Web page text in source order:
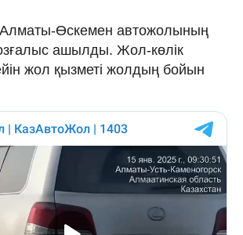
Алматы-Өскемен автожолының
ашылды. Жол-көлік
жол қызметі жолдың бойын